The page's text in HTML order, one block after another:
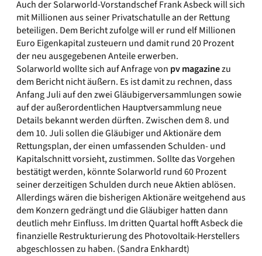
Auch der Solarworld-Vorstandschef Frank Asbeck will sich
mit Millionen aus seiner Privatschatulle an der Rettung
beteiligen. Dem Bericht zufolge will er rund elf Millionen
Euro Eigenkapital zusteuern und damit rund 20 Prozent
der neu ausgegebenen Anteile erwerben.
Solarworld wollte sich auf Anfrage von pv magazinezu
dem Bericht nicht äußern. Es ist damit zu rechnen, dass
Anfang Juli auf den zwei Gläubigerversammlungen sowie
auf der außerordentlichen Hauptversammlung neue
Details bekannt werden dürften. Zwischen dem 8. und
dem 10. Juli sollen die Gläubiger und Aktionäre dem
Rettungsplan, der einen umfassenden Schulden- und
Kapitalschnitt vorsieht, zustimmen. Sollte das Vorgehen
bestätigt werden, könnte Solarworld rund 60 Prozent
seiner derzeitigen Schulden durch neue Aktien ablösen.
Allerdings wären die bisherigen Aktionäre weitgehend aus
dem Konzern gedrängt und die Gläubiger hatten dann
deutlich mehr Einfluss. Im dritten Quartal hofft Asbeck die
finanzielle Restrukturierung des Photovoltaik-Herstellers
abgeschlossen zu haben. (Sandra Enkhardt)